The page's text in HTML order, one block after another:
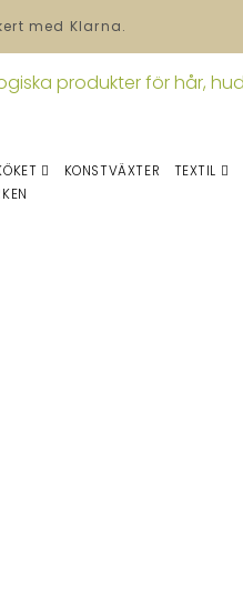
med Klarna.
KONSTVÄXTER TEXTIL